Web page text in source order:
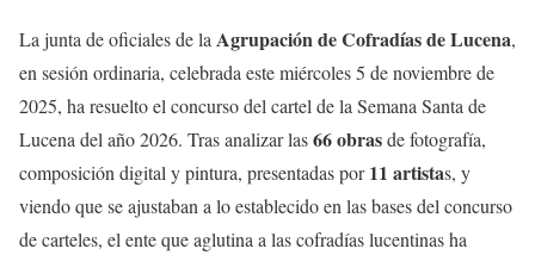
La junta de oficiales de la Agrupación de Cofradías de Lucena,
en sesión ordinaria, celebrada este miércoles 5 de noviembre de
2025, ha resuelto el concurso del cartel de la Semana Santa de
Lucena del año 2026. Tras analizar las66 obrasde fotografía,
composición digital y pintura, presentadas por11 artistas, y
viendo que se ajustaban a lo establecido en las bases del concurso
de carteles, el ente que aglutina a las cofradías lucentinas ha